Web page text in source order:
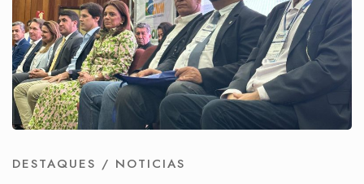
DESTAQUES / NOTICIAS